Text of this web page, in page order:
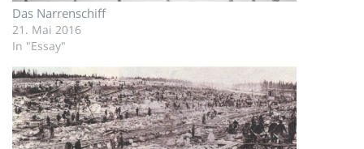
Das Narrenschiff
21. Mai 2016
In "Essay"